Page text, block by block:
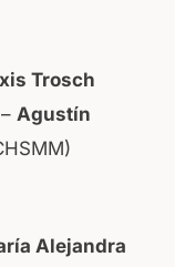
Trosch
Agustín
Alejandra